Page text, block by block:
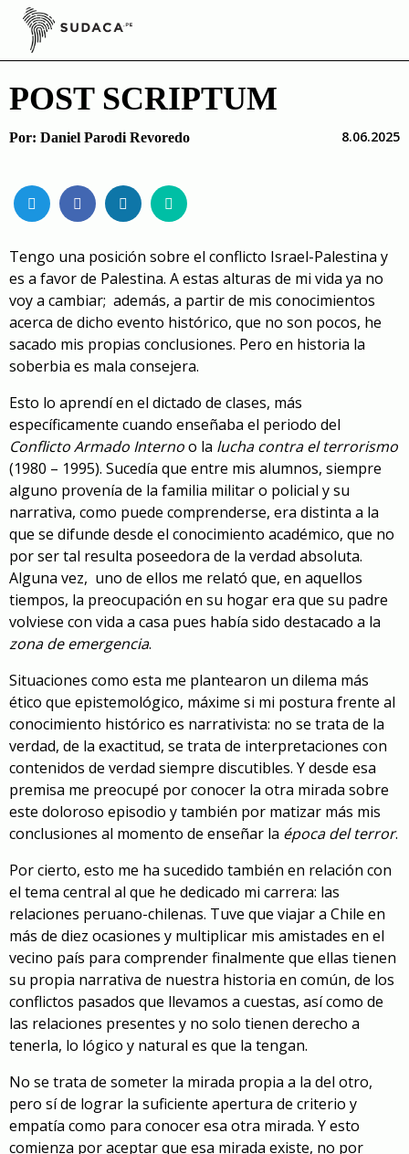
Skip
content
POST SCRIPTUM
Por: Daniel Parodi Revoredo 8.06.2025
Tengo una posición sobre el conflicto Israel-Palestina y
es a favor de Palestina. A estas alturas de mi vida ya no
voy a cambiar; además, a partir de mis conocimientos
acerca de dicho evento histórico, que no son pocos, he
sacado mis propias conclusiones. Pero en historia la
soberbia es mala consejera.
Esto lo aprendí en el dictado de clases, más
específicamente cuando enseñaba el periodo del
Conflicto Armado Internoo la lucha contra el terrorismo
(1980 – 1995). Sucedía que entre mis alumnos, siempre
alguno provenía de la familia militar o policial y su
narrativa, como puede comprenderse, era distinta a la
que se difunde desde el conocimiento académico, que no
por ser tal resulta poseedora de la verdad absoluta.
Alguna vez, uno de ellos me relató que, en aquellos
tiempos, la preocupación en su hogar era que su padre
volviese con vida a casa pues había sido destacado a la
zona de emergencia.
Situaciones como esta me plantearon un dilema más
ético que epistemológico, máxime si mi postura frente al
conocimiento histórico es narrativista: no se trata de la
verdad, de la exactitud, se trata de interpretaciones con
contenidos de verdad siempre discutibles. Y desde esa
premisa me preocupé por conocer la otra mirada sobre
este doloroso episodio y también por matizar más mis
conclusiones al momento de enseñar la época del terror.
Por cierto, esto me ha sucedido también en relación con
el tema central al que he dedicado mi carrera: las
relaciones peruano-chilenas. Tuve que viajar a Chile en
más de diez ocasiones y multiplicar mis amistades en el
vecino país para comprender finalmente que ellas tienen
su propia narrativa de nuestra historia en común, de los
conflictos pasados que llevamos a cuestas, así como de
las relaciones presentes y no solo tienen derecho a
tenerla, lo lógico y natural es que la tengan.
No se trata de someter la mirada propia a la del otro,
pero sí de lograr la suficiente apertura de criterio y
empatía como para conocer esa otra mirada. Y esto
comienza por aceptar que esa mirada existe, no por